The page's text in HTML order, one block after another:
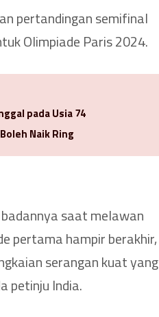
pertandingan semifinal
Olimpiade Paris 2024.
pada Usia 74
Naik Ring
saat melawan
pertama hampir berakhir,
serangan kuat yang
petinju India.